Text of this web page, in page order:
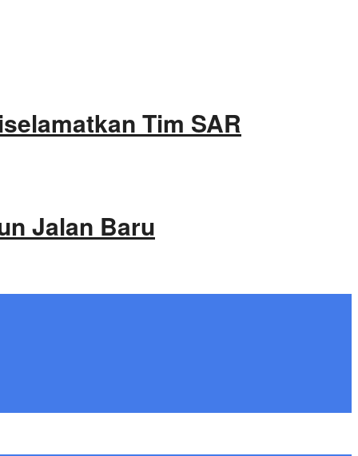
Tim SAR
Jalan Baru